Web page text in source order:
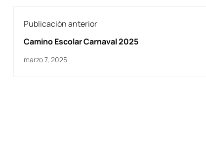
Publicación anterior
Camino Escolar Carnaval 2025
marzo 7, 2025